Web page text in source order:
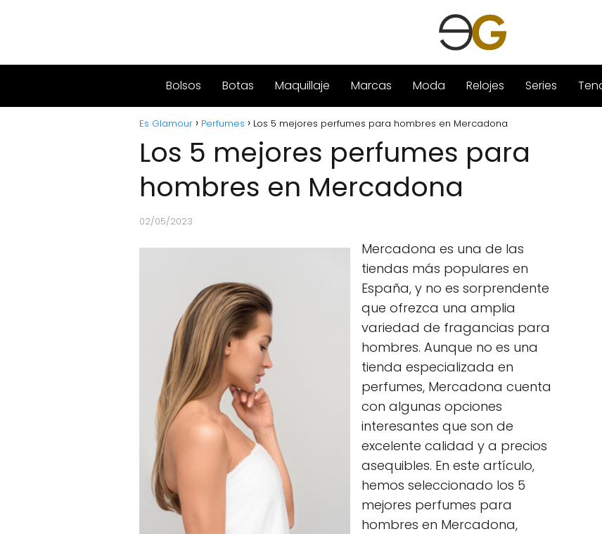
Bolsos Botas Maquillaje Marcas Moda Relojes Series
Es Glamour Perfumes Los 5 mejores perfumes para hombres en Mercadona
Los 5 mejores perfumes para
hombres en Mercadona
02/05/2023
Mercadona es una de las
tiendas más populares en
España, y no es sorprendente
que ofrezca una amplia
variedad de fragancias para
hombres. Aunque no es una
tienda especializada en
perfumes, Mercadona cuenta
con algunas opciones
interesantes que son de
excelente calidad y a precios
asequibles. En este artículo,
hemos seleccionado los 5
mejores perfumes para
hombres en Mercadona,